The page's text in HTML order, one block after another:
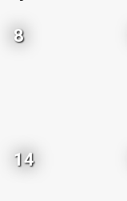
8
14